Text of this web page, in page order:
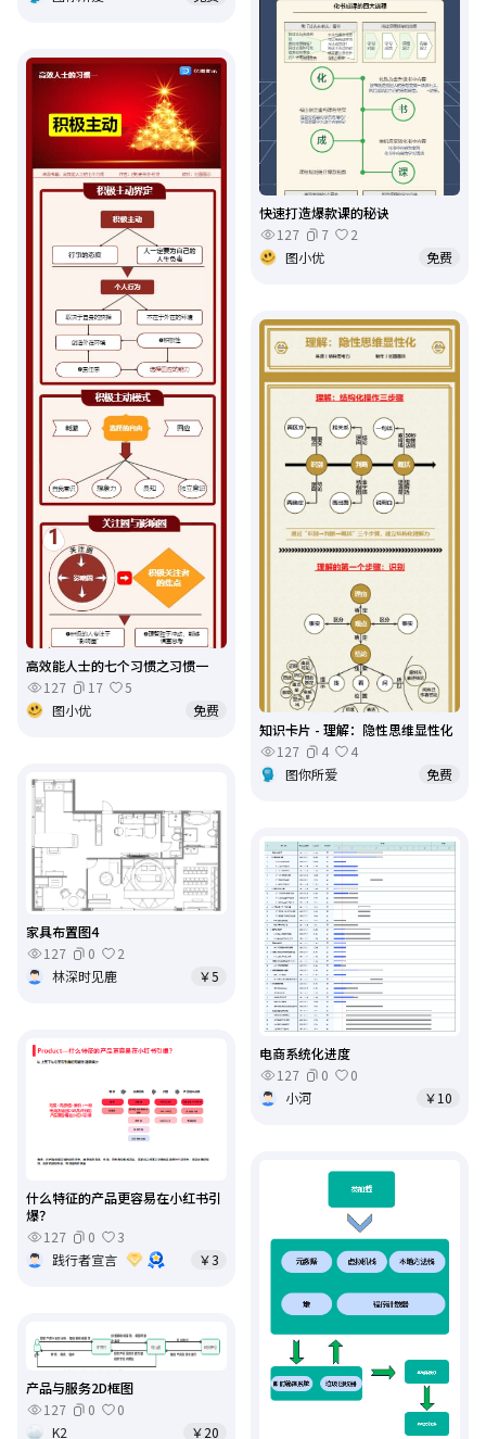
快速打造爆款课的秘诀
127
7
2
图小优
免费
高效能人士的七个习惯之习惯一
127
17
5
图小优
免费
知识卡片 - 理解：隐性思维显性化
127
4
4
图你所爱
免费
家具布置图4
127
0
2
林深时见鹿
￥5
电商系统化进度
127
0
0
小河
￥10
什么特征的产品更容易在小红书引
爆？
127
0
3
践行者宣言
￥3
产品与服务2D框图
127
0
0
K2
￥20